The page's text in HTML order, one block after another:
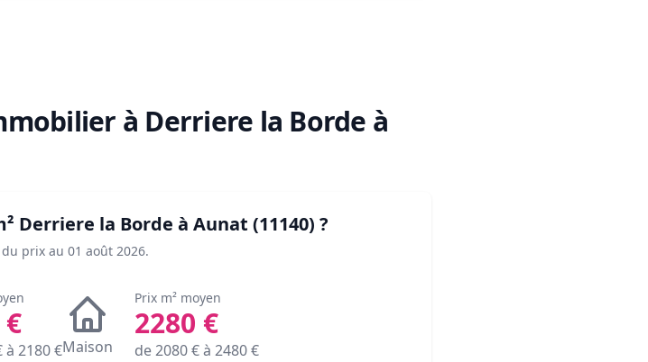
à Derriere la Borde à
Derriere la Borde à Aunat (11140) ?
prix au 01 août 2026.
€
à 2180€Maison
Prix m² moyen
2280 €
de2080€ à 2480€